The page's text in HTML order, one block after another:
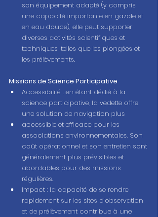
son équipement adapté (y compris
une capacité importante en gazole et
en eau douce), elle peut supporter
diverses activités scientifiques et
techniques, telles que les plongées et
les prélèvements.
Missions de Science Participative
Accessibilité : en étant dédié à la
science participative, la vedette offre
une solution de navigation plus
accessible et efficace pour les
associations environnementales. Son
coût opérationnel et son entretien sont
généralement plus prévisibles et
abordables pour des missions
régulières.
Impact : la capacité de se rendre
rapidement sur les sites d’observation
et de prélèvement contribue à une